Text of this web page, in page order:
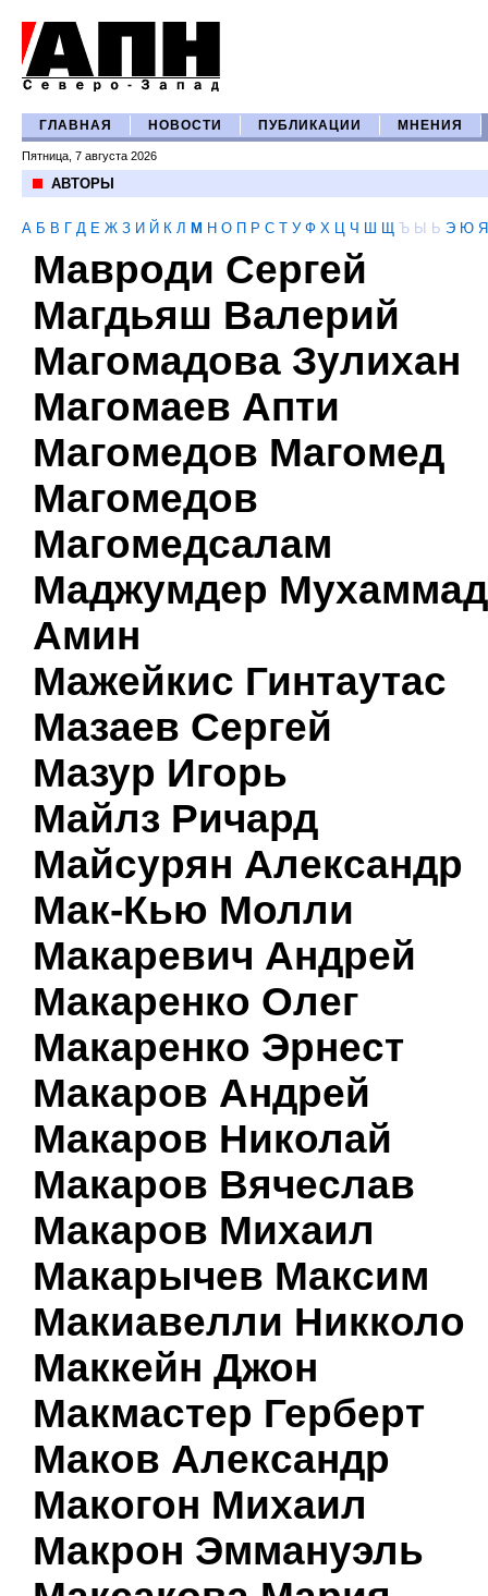
ГЛАВНАЯ НОВОСТИ ПУБЛИКАЦИИ МНЕНИЯ
Пятница, 7 августа 2026
АВТОРЫ
А Б В Г Д Е Ж З И Й К Л М Н О П Р С Т У Ф Х Ц Ч Ш Щ Ъ Ы Ь Э Ю Я
Мавроди Сергей
Магдьяш Валерий
Магомадова Зулихан
Магомаев Апти
Магомедов Магомед
Магомедов
Магомедсалам
Маджумдер Мухаммад
Амин
Мажейкис Гинтаутас
Мазаев Сергей
Мазур Игорь
Майлз Ричард
Майсурян Александр
Мак-Кью Молли
Макаревич Андрей
Макаренко Олег
Макаренко Эрнест
Макаров Андрей
Макаров Николай
Макаров Вячеслав
Макаров Михаил
Макарычев Максим
Макиавелли Никколо
Маккейн Джон
Макмастер Герберт
Маков Александр
Макогон Михаил
Макрон Эммануэль